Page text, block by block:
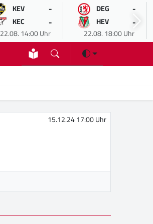
KEV -
KEC -
22.08. 14:00 Uhr
DEG -
HEV -
22.08. 18:00 Uhr
15.12.24 17:00 Uhr